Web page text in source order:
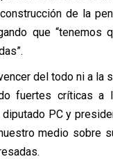
de la
que
del todo ni a la
fuertes críticas a
PC y
medio sobre